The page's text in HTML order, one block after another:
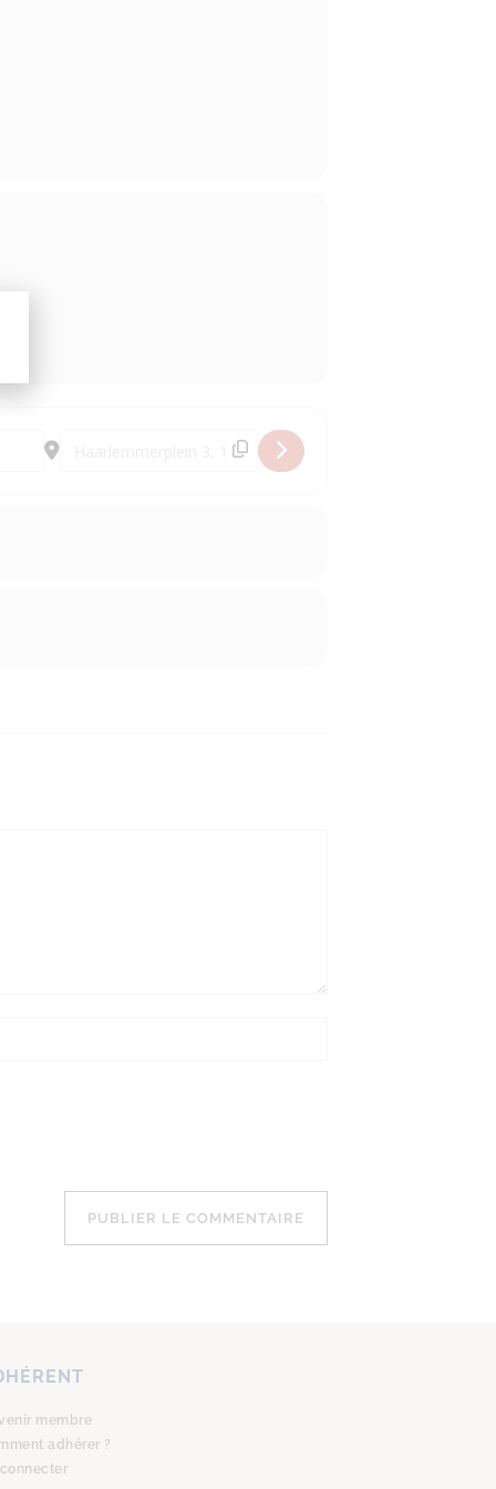
Destination Address - Visite guidée de prinseneiland
membre
adhérer ?